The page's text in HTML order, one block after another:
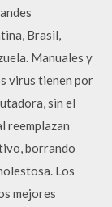
Brasil,
Manuales y
virus tienen por
sin el
reemplazan
borrando
Los
mejores